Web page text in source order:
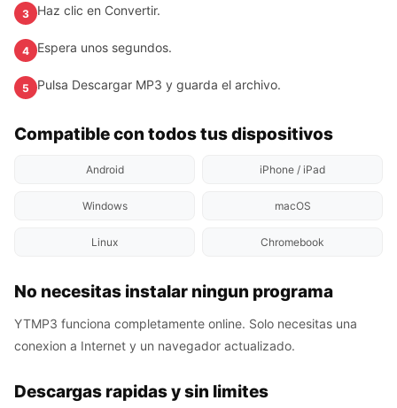
3 Haz clic en Convertir.
4 Espera unos segundos.
5 Pulsa Descargar MP3 y guarda el archivo.
Compatible con todos tus dispositivos
Android iPhone / iPad
Windows macOS
Linux Chromebook
No necesitas instalar ningun programa
YTMP3 funciona completamente online. Solo necesitas una
conexion a Internet y un navegador actualizado.
Descargas rapidas y sin limites